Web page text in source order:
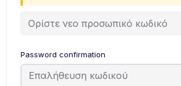
Password confirmation